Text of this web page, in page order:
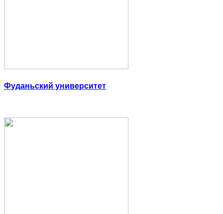
Фуданьский университет